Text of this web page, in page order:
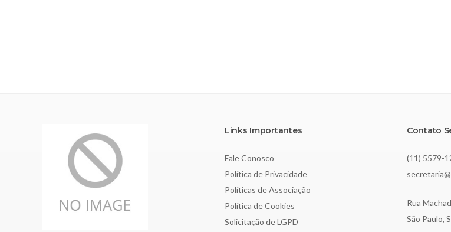
Links Importantes
Fale Conosco
Política de Privacidade
Políticas de Associação
Política de Cookies
Solicitação de LGPD
Contato
(11) 5579-
Rua
São Paulo,